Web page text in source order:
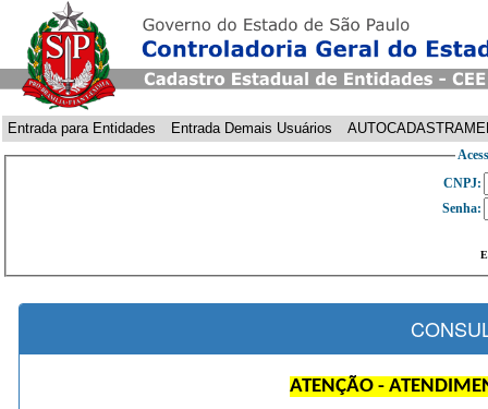
Entrada para Entidades Entrada Demais Usuários
CNPJ:
Senha:
ATENÇÃO -